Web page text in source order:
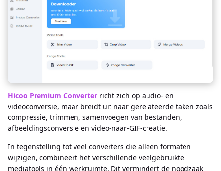
Hicoo Premium Converter richt zich op audio- en
videoconversie, maar breidt uit naar gerelateerde taken zoals
compressie, trimmen, samenvoegen van bestanden,
afbeeldingsconversie en video-naar-GIF-creatie.
In tegenstelling tot veel converters die alleen formaten
wijzigen, combineert het verschillende veelgebruikte
mediatools in één werkruimte. Dit vermindert de noodzaak